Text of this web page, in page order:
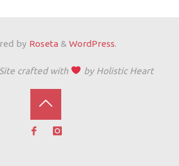
by Roseta & WordPress.
crafted with by Holistic Heart
Back